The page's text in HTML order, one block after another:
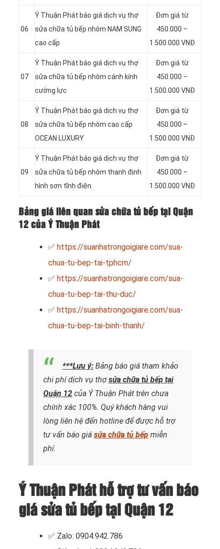
06
Ý Thuận Phát báo giá dịch vụ thợ
sửa chữa tủ bếp nhôm NAM SUNG
cao cấp
Đơn giá từ
450.000 –
1.500.000 VNĐ
07
Ý Thuận Phát báo giá dịch vụ thợ
sửa chữa tủ bếp nhôm cánh kính
cường lực
Đơn giá từ
450.000 –
1.500.000 VNĐ
08
Ý Thuận Phát báo giá dịch vụ thợ
sửa chữa tủ bếp nhôm cao cấp
OCEAN LUXURY
Đơn giá từ
450.000 –
1.500.000 VNĐ
09
Ý Thuận Phát báo giá dịch vụ thợ
sửa chữa tủ bếp nhôm thanh định
hình sơn tĩnh điện
Đơn giá từ
450.000 –
1.500.000 VNĐ
Bảng giá liên quan sửa chữa tủ bếp tại Quận
12 của Ý Thuận Phát
✅ https://suanhatrongoigiare.com/sua-
chua-tu-bep-tai-tphcm/
✅ https://suanhatrongoigiare.com/sua-
chua-tu-bep-tai-thu-duc/
✅ https://suanhatrongoigiare.com/sua-
chua-tu-bep-tai-binh-thanh/
***Lưu ý: Bảng báo giá tham khảo
chi phí dịch vụ thợsửa chữa tủ bếp tại
Quận 12 của Ý Thuận Phát trên chưa
chính xác 100%. Quý khách hàng vui
lòng liên hệ đến hotline để được hỗ trợ
tư vấn báo giá sửa chữa tủ bếp miễn
phí.
Ý Thuận Phát hỗ trợ tư vấn báo
giá sửa tủ bếp tại Quận 12
✅ Zalo: 0904.942.786